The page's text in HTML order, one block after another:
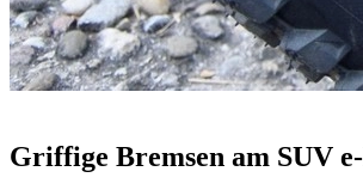
Griffige Bremsen am SUV